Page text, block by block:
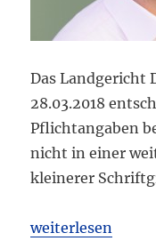
Das Landgericht
28.03.2018
Pflichtangaben
nicht in einer
kleinerer
„LG Düsseldorf:
weiterlesen